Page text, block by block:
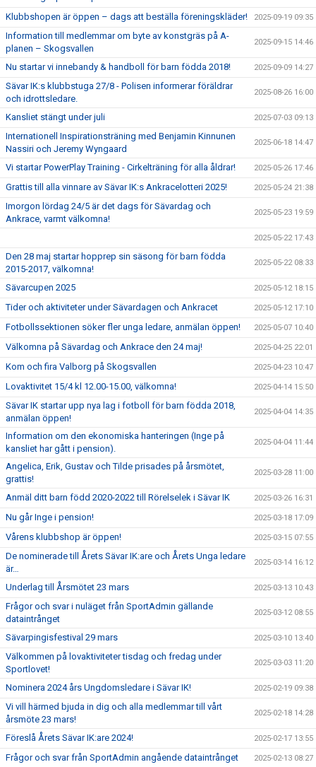
Klubbshopen är öppen – dags att beställa föreningskläder! 2025-09-19 09:35
Information till medlemmar om byte av konstgräs på A-
planen – Skogsvallen
2025-09-15 14:46
Nu startar vi innebandy & handboll för barn födda 2018! 2025-09-09 14:27
Sävar IK:s klubbstuga 27/8 - Polisen informerar föräldrar
och idrottsledare.
2025-08-26 16:00
Kansliet stängt under juli 2025-07-03 09:13
Internationell Inspirationsträning med Benjamin Kinnunen
Nassiri och Jeremy Wyngaard
2025-06-18 14:47
Vi startar PowerPlay Training - Cirkelträning för alla åldrar! 2025-05-26 17:46
Grattis till alla vinnare av Sävar IK:s Ankracelotteri 2025! 2025-05-24 21:38
Imorgon lördag 24/5 är det dags för Sävardag och
Ankrace, varmt välkomna!
2025-05-23 19:59
2025-05-22 17:43
Den 28 maj startar hopprep sin säsong för barn födda
2015-2017, välkomna!
2025-05-22 08:33
Sävarcupen 2025 2025-05-12 18:15
Tider och aktiviteter under Sävardagen och Ankracet 2025-05-12 17:10
Fotbollssektionen söker fler unga ledare, anmälan öppen! 2025-05-07 10:40
Välkomna på Sävardag och Ankrace den 24 maj! 2025-04-25 22:01
Kom och fira Valborg på Skogsvallen 2025-04-23 10:47
Lovaktivitet 15/4 kl 12.00-15.00, välkomna! 2025-04-14 15:50
Sävar IK startar upp nya lag i fotboll för barn födda 2018,
anmälan öppen!
2025-04-04 14:35
Information om den ekonomiska hanteringen (Inge på
kansliet har gått i pension).
2025-04-04 11:44
Angelica, Erik, Gustav och Tilde prisades på årsmötet,
grattis!
2025-03-28 11:00
Anmäl ditt barn född 2020-2022 till Rörelselek i Sävar IK 2025-03-26 16:31
Nu går Inge i pension! 2025-03-18 17:09
Vårens klubbshop är öppen! 2025-03-15 07:55
De nominerade till Årets Sävar IK:are och Årets Unga ledare
är…
2025-03-14 16:12
Underlag till Årsmötet 23 mars 2025-03-13 10:43
Frågor och svar i nuläget från SportAdmin gällande
dataintrånget
2025-03-12 08:55
Sävarpingisfestival 29 mars 2025-03-10 13:40
Välkommen på lovaktiviteter tisdag och fredag under
Sportlovet!
2025-03-03 11:20
Nominera 2024 års Ungdomsledare i Sävar IK! 2025-02-19 09:38
Vi vill härmed bjuda in dig och alla medlemmar till vårt
årsmöte 23 mars!
2025-02-18 14:28
Föreslå Årets Sävar IK:are 2024! 2025-02-17 13:55
Frågor och svar från SportAdmin angående dataintrånget 2025-02-13 08:27